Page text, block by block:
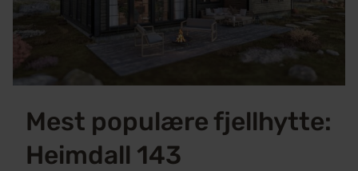
Mest populære fjellhytte:
Heimdall 143